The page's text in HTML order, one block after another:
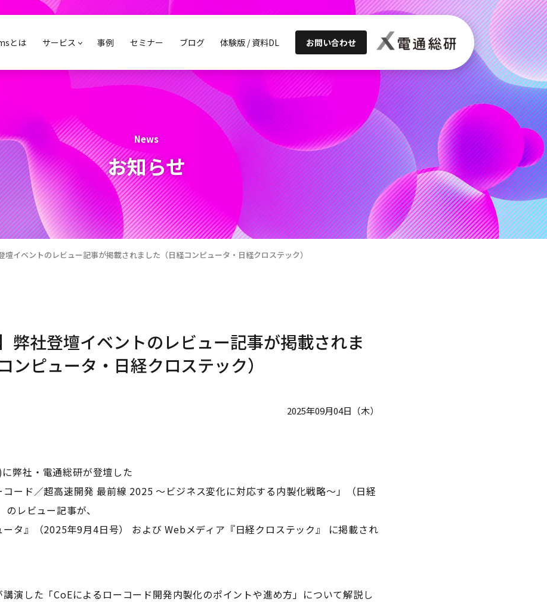
とは サービス 事例 セミナー ブログ 体験版 / 資料DL お問い合わせ
News
お知らせ
壇イベントのレビュー記事が掲載されました（日経コンピュータ・日経クロステック）
弊社登壇イベントのレビュー記事が掲載されま
ンピュータ・日経クロステック）
2025年09月04日（木）
弊社・電通総研が登壇した
コード／超高速開発 最前線 2025 ～ビジネス変化に対応する内製化戦略～」（日経
レビュー記事が、
タ』（2025年9月4日号） および Webメディア『日経クロステック』 に掲載され
演した「CoEによるローコード開発内製化のポイントや進め方」について解説し